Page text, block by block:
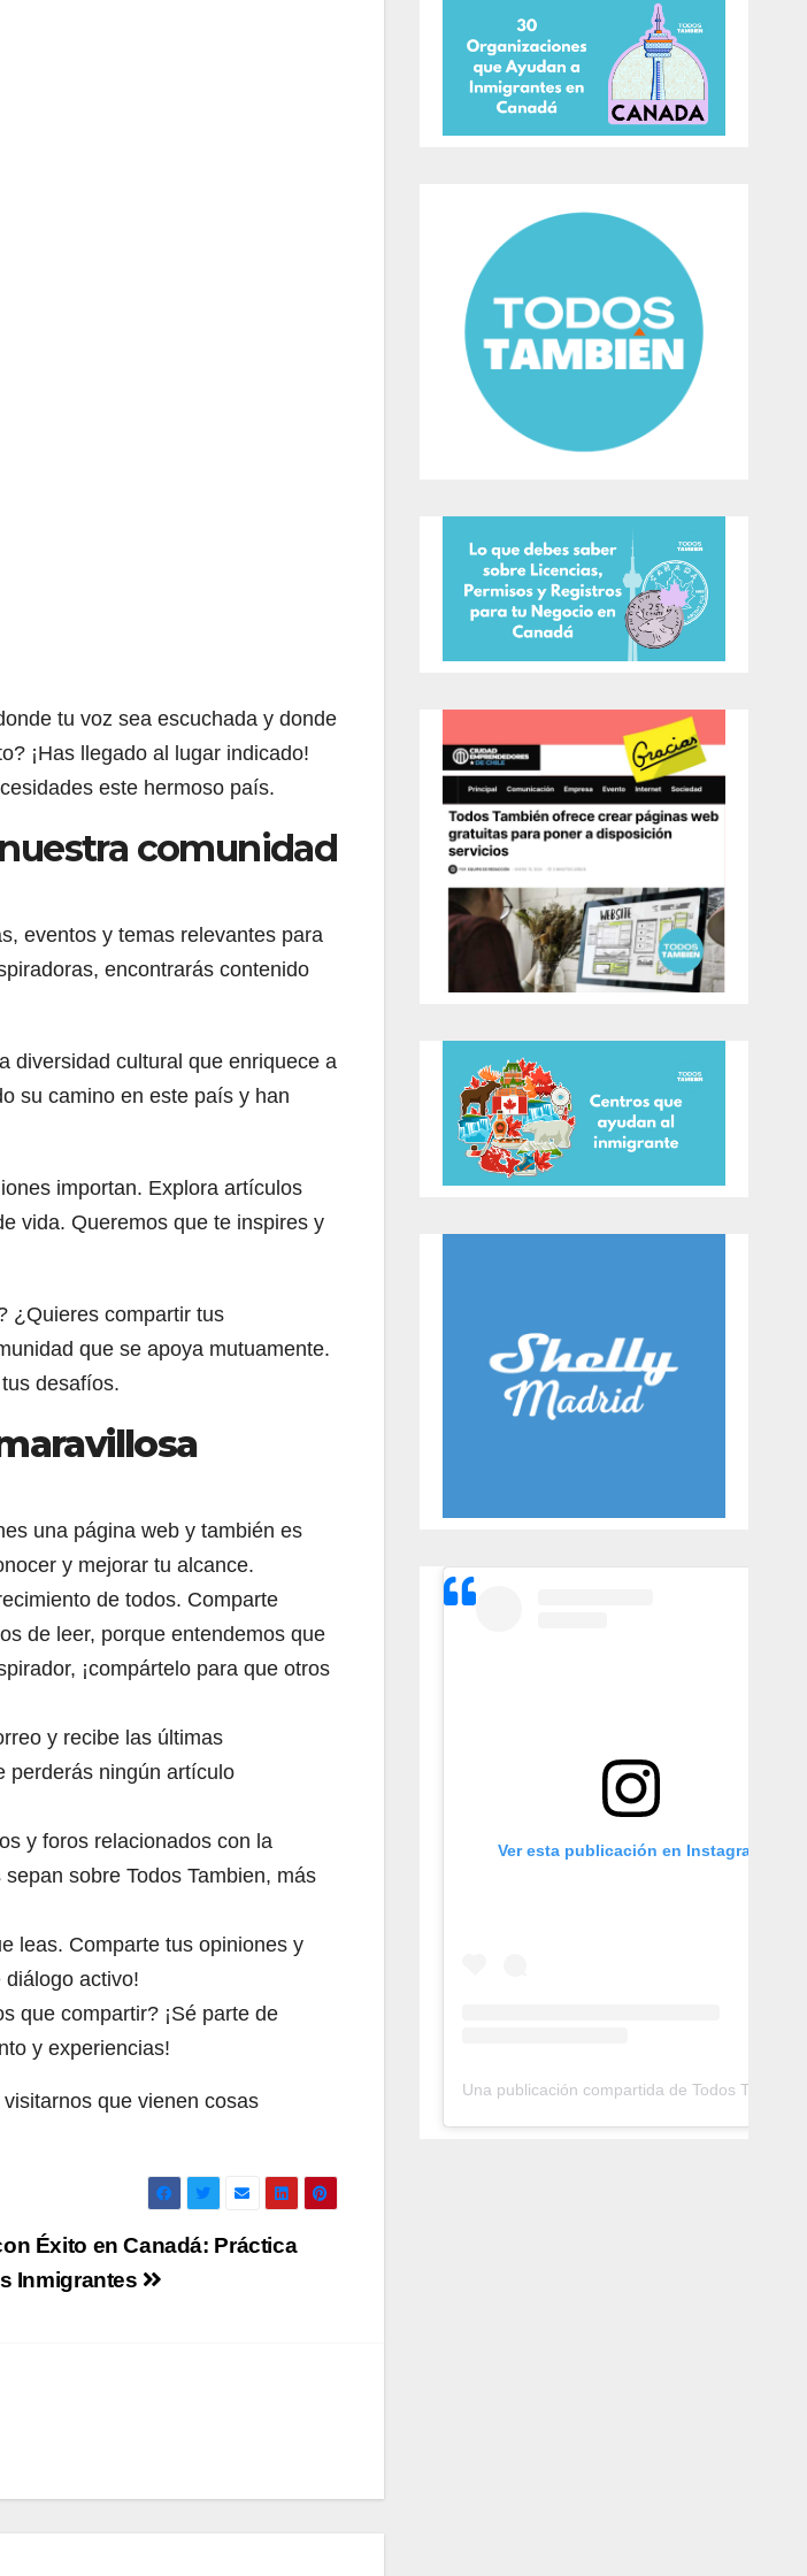
tu voz sea escuchada y donde
¡Has llegado al lugar indicado!
este hermoso país.
comunidad
eventos y temas relevantes para
encontrarás contenido
diversidad cultural que enriquece a
su camino en este país y han
importan. Explora artículos
vida. Queremos que te inspires y
¿Quieres compartir tus
que se apoya mutuamente.
desafíos.
una página web y también es
y mejorar tu alcance.
de todos. Comparte
de leer, porque entendemos que
¡compártelo para que otros
y recibe las últimas
perderás ningún artículo
y foros relacionados con la
sobre Todos Tambien, más
leas. Comparte tus opiniones y
diálogo activo!
que compartir? ¡Sé parte de
y experiencias!
que vienen cosas
Éxito en Canadá: Práctica
Inmigrantes
Ver esta publicación en Instagram
Una publicación compartida de Todos